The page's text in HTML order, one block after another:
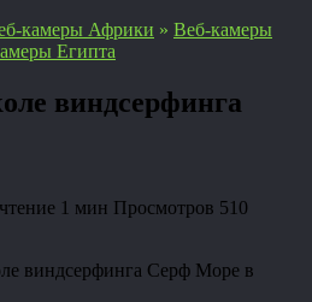
камеры Африки » Веб-камеры
Египта
виндсерфинга
1 мин Просмотров 510
виндсерфинга Серф Море в